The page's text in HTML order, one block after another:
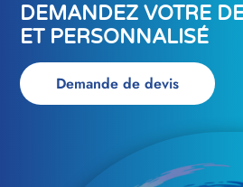
DEMANDEZ VOTRE
ET PERSONNALISÉ
Demande de devis